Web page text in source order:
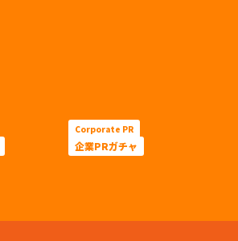
Corporate PR
企業PRガチャ